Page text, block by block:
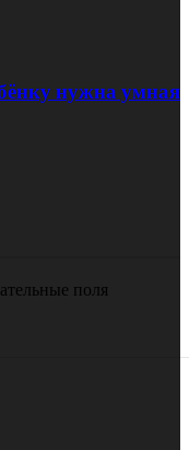
нужна умная
поля